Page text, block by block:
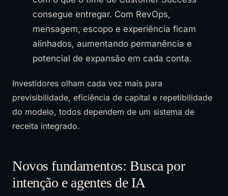
consegue entregar. Com RevOps,
mensagem, escopo e experiência ficam
alinhados, aumentando permanência e
potencial de expansão em cada conta.
Investidores olham cada vez mais para
previsibilidade, eficiência de capital e repetibilidade
do modelo, todos dependem de um sistema de
receita integrado.
Novos fundamentos: Busca por
intenção e agentes de IA